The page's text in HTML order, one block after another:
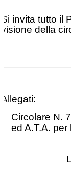
Si invita tutto il
visione della
Allegati:
Circolare N.
ed A.T.A.